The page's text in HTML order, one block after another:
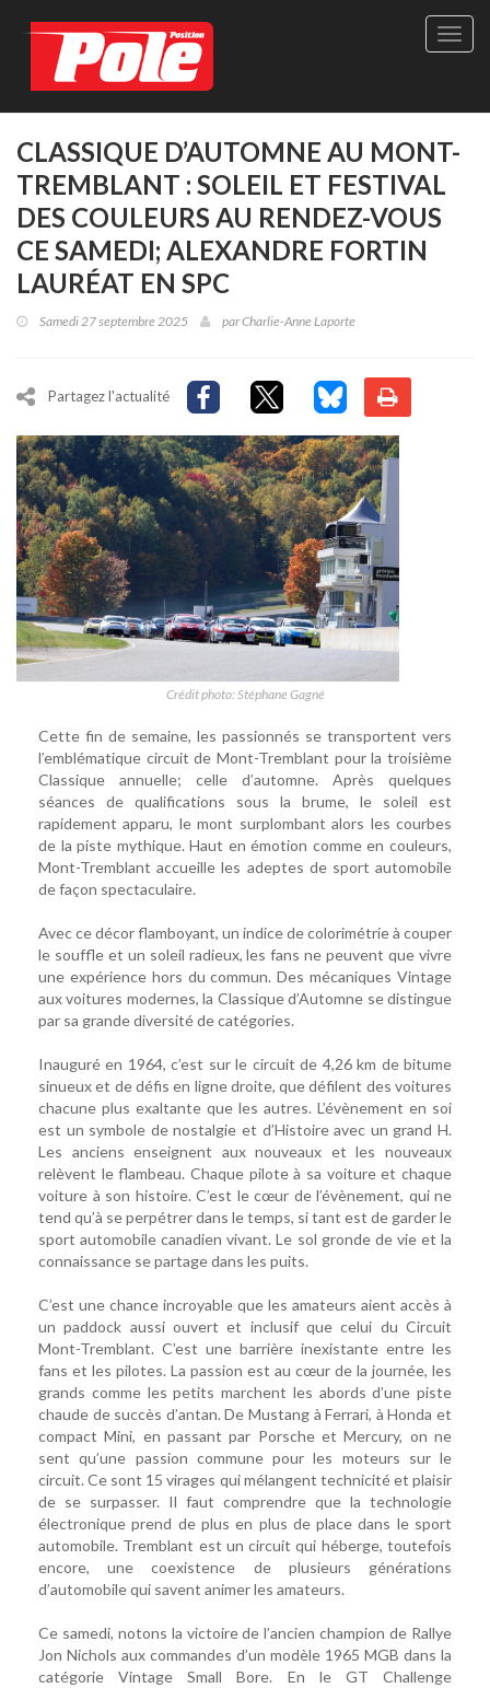
Site
CLASSIQUE D’AUTOMNE AU MONT-
TREMBLANT : SOLEIL ET FESTIVAL
DES COULEURS AU RENDEZ-VOUS
CE SAMEDI; ALEXANDRE FORTIN
LAURÉAT EN SPC
Samedi 27 septembre 2025 parCharlie-Anne Laporte
Partagez l'actualité
Crédit photo: Stéphane Gagné
Cette fin de semaine, les passionnés se transportent vers
l’emblématique circuit de Mont-Tremblant pour la troisième
Classique annuelle; celle d’automne. Après quelques
séances de qualifications sous la brume, le soleil est
rapidement apparu, le mont surplombant alors les courbes
de la piste mythique. Haut en émotion comme en couleurs,
Mont-Tremblant accueille les adeptes de sport automobile
de façon spectaculaire.
Avec ce décor flamboyant, un indice de colorimétrie à couper
le souffle et un soleil radieux, les fans ne peuvent que vivre
une expérience hors du commun. Des mécaniques Vintage
aux voitures modernes, la Classique d’Automne se distingue
par sa grande diversité de catégories.
Inauguré en 1964, c’est sur le circuit de 4,26 km de bitume
sinueux et de défis en ligne droite, que défilent des voitures
chacune plus exaltante que les autres. L’évènement en soi
est un symbole de nostalgie et d’Histoire avec un grand H.
Les anciens enseignent aux nouveaux et les nouveaux
relèvent le flambeau. Chaque pilote à sa voiture et chaque
voiture à son histoire. C’est le cœur de l’évènement, qui ne
tend qu’à se perpétrer dans le temps, si tant est de garder le
sport automobile canadien vivant. Le sol gronde de vie et la
connaissance se partage dans les puits.
C’est une chance incroyable que les amateurs aient accès à
un paddock aussi ouvert et inclusif que celui du Circuit
Mont-Tremblant. C’est une barrière inexistante entre les
fans et les pilotes. La passion est au cœur de la journée, les
grands comme les petits marchent les abords d’une piste
chaude de succès d’antan. De Mustang à Ferrari, à Honda et
compact Mini, en passant par Porsche et Mercury, on ne
sent qu’une passion commune pour les moteurs sur le
circuit. Ce sont 15 virages qui mélangent technicité et plaisir
de se surpasser. Il faut comprendre que la technologie
électronique prend de plus en plus de place dans le sport
automobile. Tremblant est un circuit qui héberge, toutefois
encore, une coexistence de plusieurs générations
d’automobile qui savent animer les amateurs.
Ce samedi, notons la victoire de l’ancien champion de Rallye
Jon Nichols aux commandes d’un modèle 1965 MGB dans la
catégorie Vintage Small Bore. En le GT Challenge